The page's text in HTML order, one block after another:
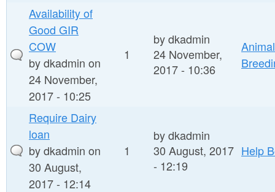
Availability of
Good GIR
COW
bydkadmin on
24 November,
2017 - 10:25
1
bydkadmin
24 November,
2017 - 10:36
Animal
Require Dairy
loan
bydkadmin on
30 August,
2017 - 12:14
1
bydkadmin
30 August, 2017
- 12:19
Help